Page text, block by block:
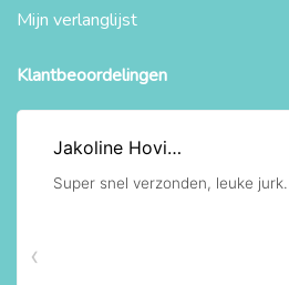
Mijn verlanglijst
Klantbeoordelingen